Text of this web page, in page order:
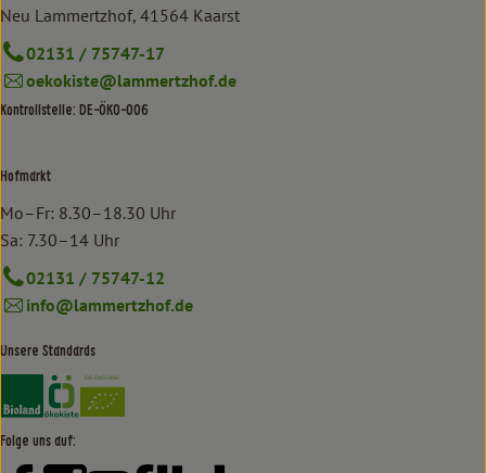
Neu Lammertzhof, 41564 Kaarst
02131 / 75747-17
oekokiste@lammertzhof.de
Kontrollstelle: DE-ÖKO-006
Hofmarkt
Mo–Fr: 8.30–18.30 Uhr
Sa: 7.30–14 Uhr
02131 / 75747-12
info@lammertzhof.de
Unsere Standards
Externer Link zu https://www.bioland.de/verbraucher
Externer Link zu https://www.oekokiste.de/
Folge uns auf: